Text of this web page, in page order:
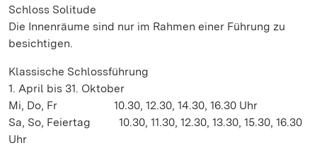
Schloss Solitude
Die Innenräume sind nur im Rahmen einer Führung zu
besichtigen.
Klassische Schlossführung
1. April bis 31. Oktober
Mi, Do, Fr 10.30, 12.30, 14.30, 16.30 Uhr
Sa, So, Feiertag 10.30, 11.30, 12.30, 13.30, 15.30, 16.30
Uhr